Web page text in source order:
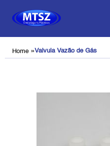
Home »Valvula Vazão de Gás